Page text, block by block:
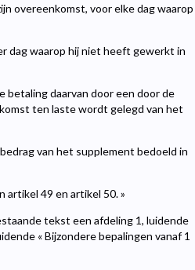
overeenkomst, voor elke dag waarop
dag waarop hij niet heeft gewerkt in
daarvan door een door de
ten laste wordt gelegd van het
van het supplement bedoeld in
artikel 49 en artikel 50. »
tekst een afdeling 1, luidende
« Bijzondere bepalingen vanaf 1